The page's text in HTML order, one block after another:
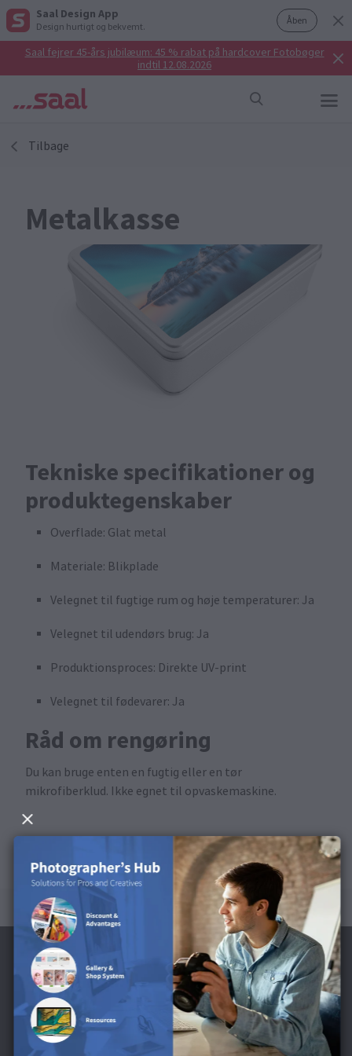
Saal Design App
Design hurtigt og bekvemt. Åben
Saal fejrer 45-års jubilæum: 45 % rabat på hardcover Fotobøger
indtil 12.08.2026
Tilbage
Metalkasse
Tekniske specifikationer og
produktegenskaber
Overflade: Glat metal
Materiale: Blikplade
Velegnet til fugtige rum og høje temperaturer: Ja
Velegnet til udendørs brug: Ja
Produktionsproces: Direkte UV-print
Velegnet til fødevarer: Ja
Råd om rengøring
Du kan bruge enten en fugtig eller en tør
mikrofiberklud. Ikke egnet til opvaskemaskine.
Tilmeld dig nyhedsbrevet og modtag en 40
kr. rabat**.